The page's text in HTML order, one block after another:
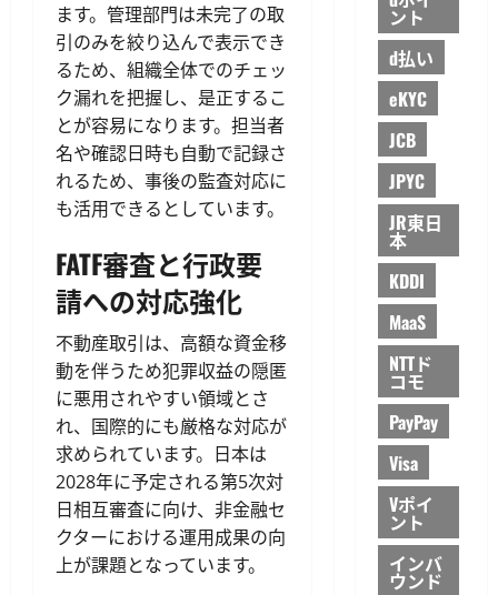
ます。管理部門は未完了の取
引のみを絞り込んで表示でき
るため、組織全体でのチェッ
ク漏れを把握し、是正するこ
とが容易になります。担当者
名や確認日時も自動で記録さ
れるため、事後の監査対応に
も活用できるとしています。
FATF審査と行政要
請への対応強化
不動産取引は、高額な資金移
動を伴うため犯罪収益の隠匿
に悪用されやすい領域とさ
れ、国際的にも厳格な対応が
求められています。日本は
2028年に予定される第5次対
日相互審査に向け、非金融セ
クターにおける運用成果の向
上が課題となっています。
ント
d払い
eKYC
JCB
JPYC
JR東日
本
KDDI
MaaS
NTTド
コモ
PayPay
Visa
Vポイ
ント
インバ
ウンド